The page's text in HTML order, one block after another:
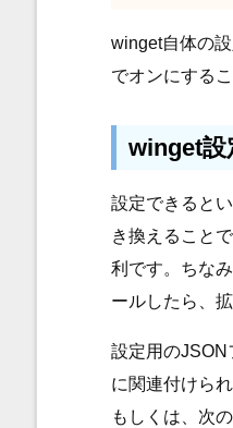
winget自体の
でオンにする
winget設
設定できると
き換えること
利です。ちな
ールしたら、
設定用のJSON
に関連付けら
もしくは、次